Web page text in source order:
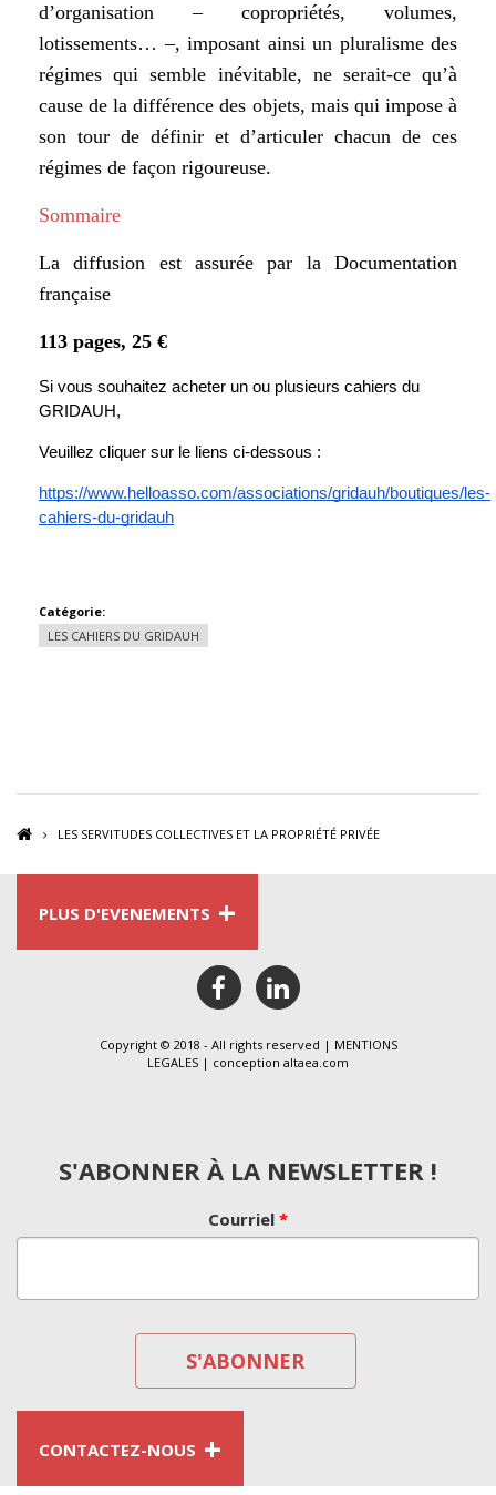
d’organisation – copropriétés, volumes,
lotissements… –, imposant ainsi un pluralisme des
régimes qui semble inévitable, ne serait-ce qu’à
cause de la différence des objets, mais qui impose à
son tour de définir et d’articuler chacun de ces
régimes de façon rigoureuse.
Sommaire
La diffusion est assurée par la Documentation
française
113 pages, 25 €
Si vous souhaitez acheter un ou plusieurs cahiers du
GRIDAUH,
Veuillez cliquer sur le liens ci-dessous :
https://www.helloasso.com/associations/gridauh/boutiques/les-
cahiers-du-gridauh
Catégorie:
LES CAHIERS DU GRIDAUH
LES SERVITUDES COLLECTIVES ET LA PROPRIÉTÉ PRIVÉE
PLUS D'EVENEMENTS +
facebooklinkedin
Copyright © 2018 - All rights reserved | MENTIONS
LEGALES | conception altaea.com
S'ABONNER À LA NEWSLETTER !
Courriel *
CONTACTEZ-NOUS +